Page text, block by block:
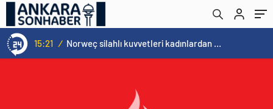
15:21 / Norweç silahlı kuvvetleri kadınlardan oluşan özel kuvvetler eğitimlerini başlattı.